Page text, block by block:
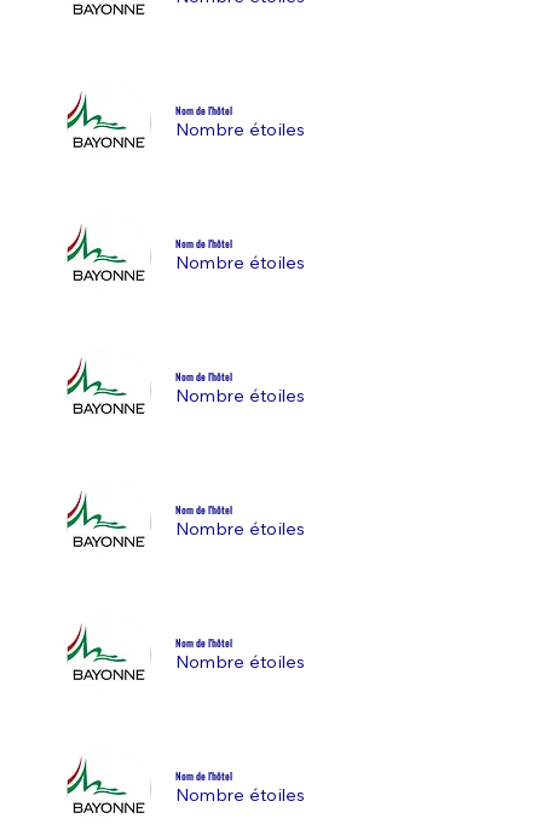
Nom de l'hôtel
Nombre étoiles
Nom de l'hôtel
Nombre étoiles
Nom de l'hôtel
Nombre étoiles
Nom de l'hôtel
Nombre étoiles
Nom de l'hôtel
Nombre étoiles
Nom de l'hôtel
Nombre étoiles